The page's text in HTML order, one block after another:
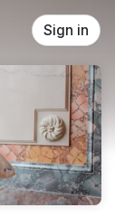
Sign in